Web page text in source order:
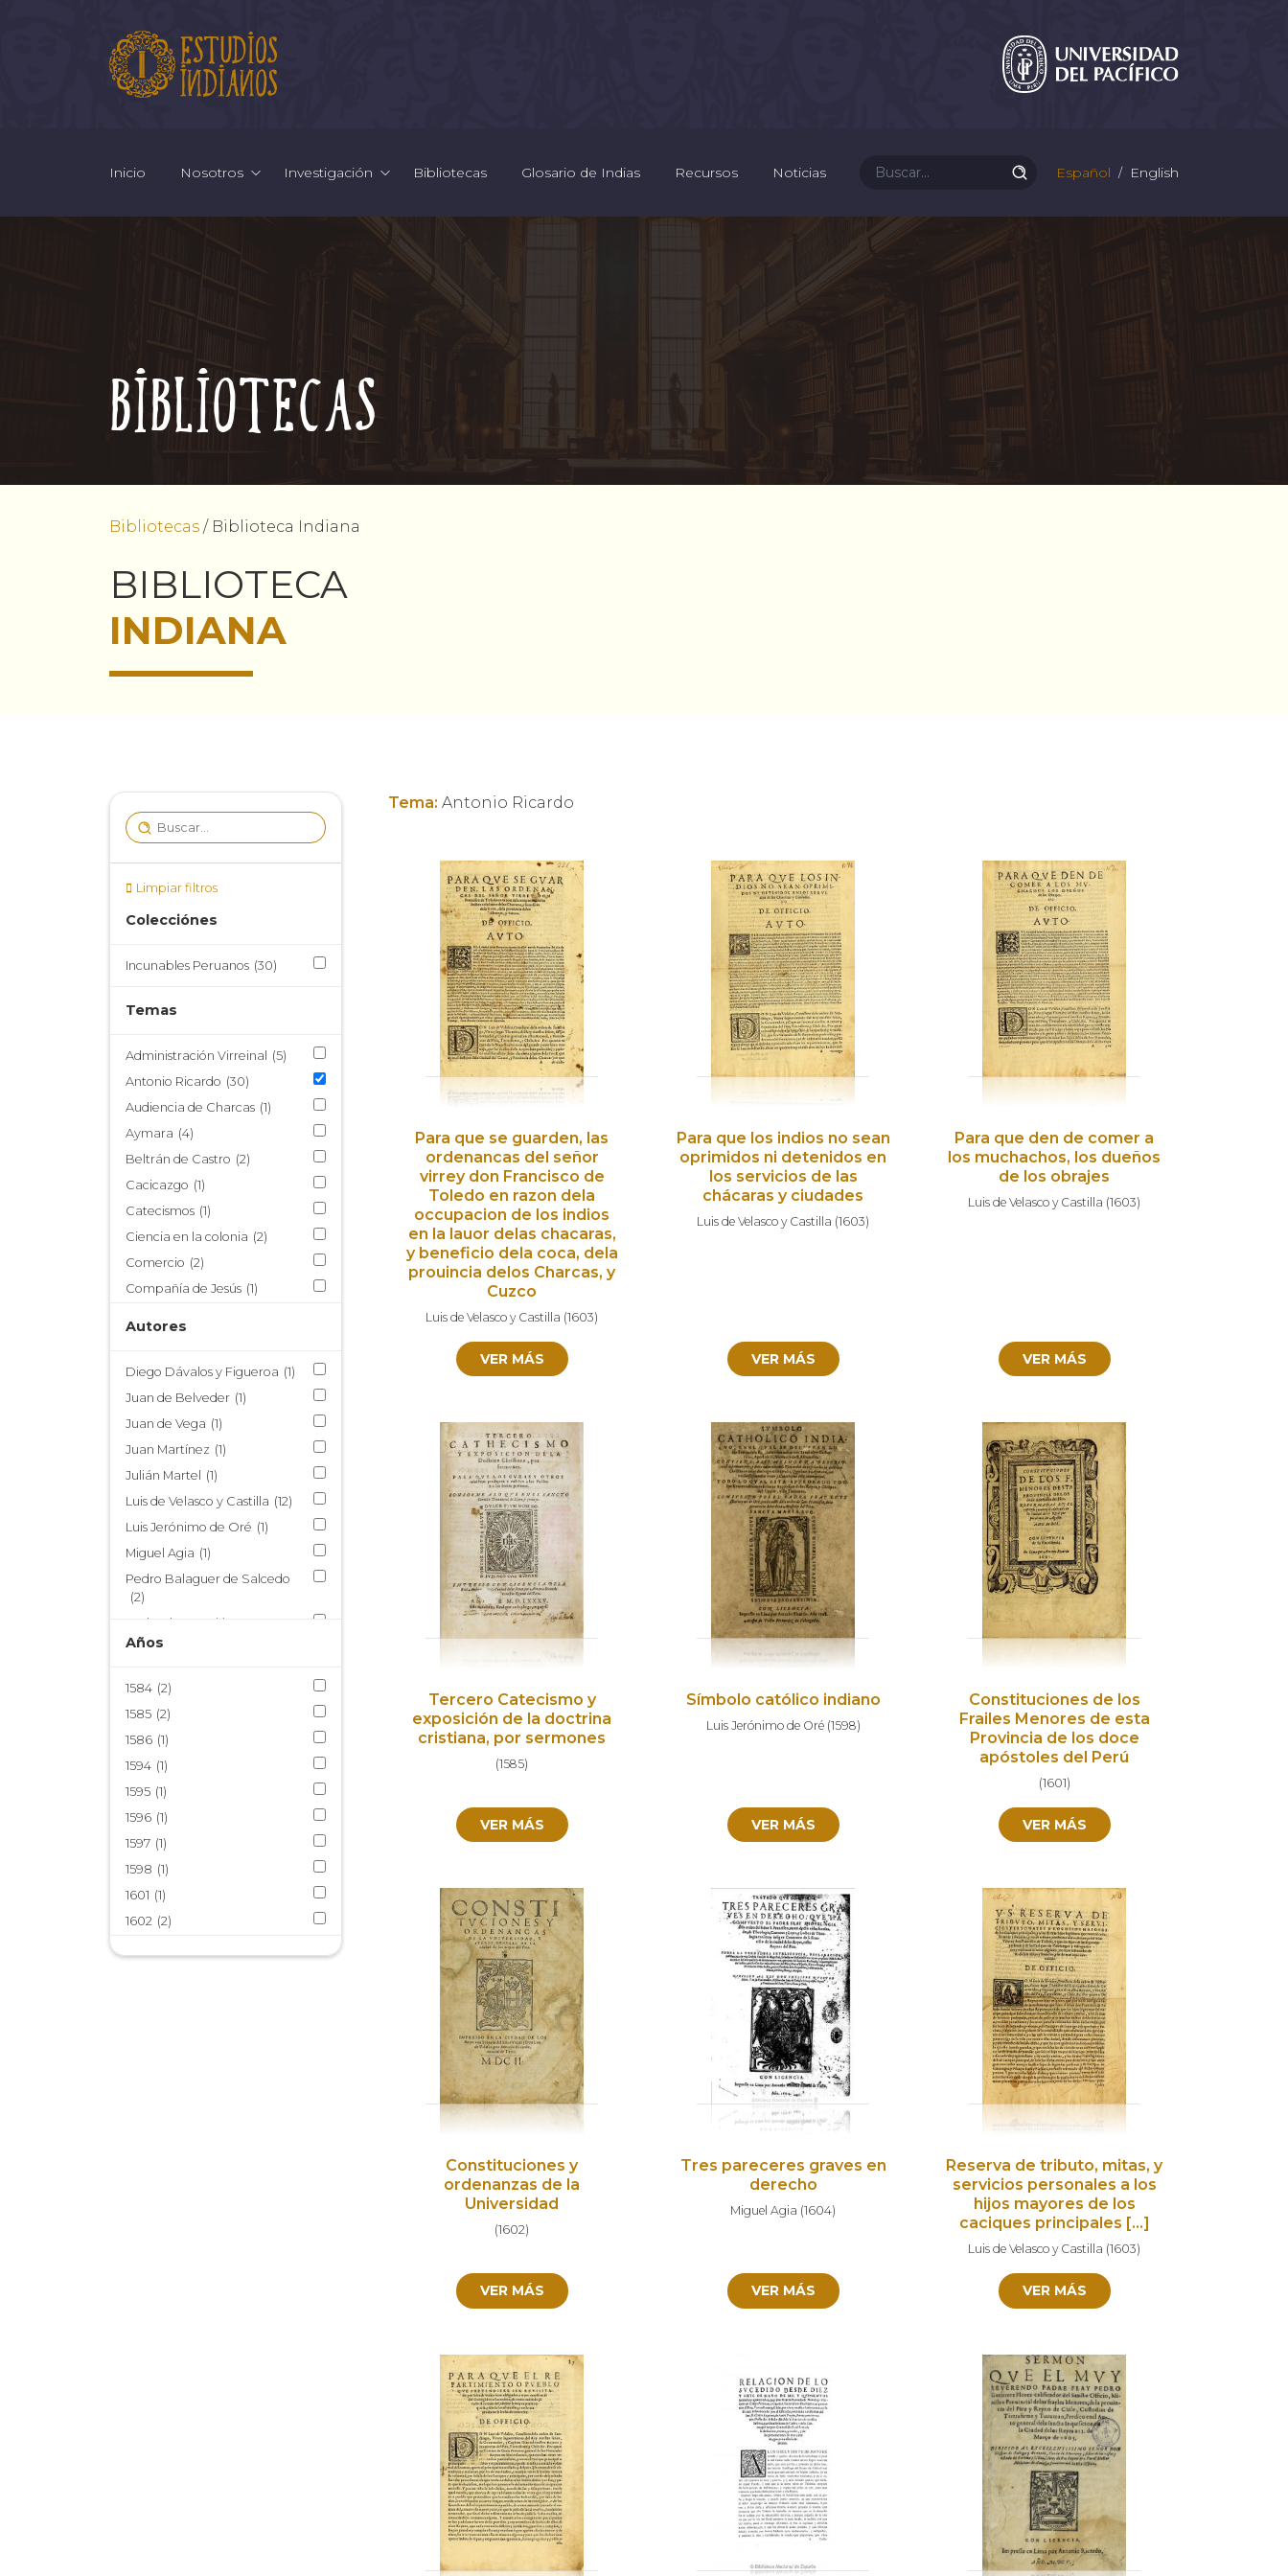
Inicio Nosotros Investigación Bibliotecas Glosario de Indias Recursos Noticias Español English
Bibliotecas
Bibliotecas / Biblioteca Indiana
BIBLIOTECA
INDIANA
Limpiar filtros
Colecciónes
Incunables Peruanos (30)
Temas
Administración Virreinal
(5)
Antonio Ricardo (30)
Audiencia de Charcas (1)
Aymara (4)
Beltrán de Castro (2)
Cacicazgo (1)
Catecismos (1)
Ciencia en la colonia (2)
Comercio (2)
Compañía de Jesús (1)
Cultura Impresa (29)
Educación (3)
Épica colonial (2)
Estrategia Militar
Evangelización
Extirpación de Idolatrías (1)
Gramáticas de Lenguas
Historia de la iglesia
Historia del Libro
Historia Económica
Historia Social
Hoja de coca
Humanismo
Incunables
Incunables peruanos
Latín
(2)
Lenguas amerindias
Luis Jerónimo de Oré
Matemáticas
Miscelánea
Orden de San Agustín (1)
Autores
Diego Dávalos y Figueroa (1)
Juan de Belveder (1)
Juan de Vega (1)
Juan Martínez (1)
Julián Martel
(1)
Luis de Velasco y Castilla (12)
Luis Jerónimo de Oré (1)
Miguel Agia (1)
Pedro Balaguer de Salcedo
(2)
Pedro de Oña
(1)
Pedro Gutiérrez Flores
Años
1584 (2)
1585 (2)
1586 (1)
1594 (1)
1595 (1)
1596 (1)
1597 (1)
1598 (1)
1601 (1)
1602 (2)
Tema: Antonio Ricardo
Para que se guarden, las
ordenancas del señor
virrey don Francisco de
Toledo en razon dela
occupacion de los indios
en la lauor delas chacaras,
y beneficio dela coca, dela
prouincia delos Charcas, y
Cuzco
Luis de Velasco y Castilla (1603)
VER MÁS
Para que los indios no sean
oprimidos ni detenidos en
los servicios de las
chácaras y ciudades
Luis de Velasco y Castilla (1603)
VER MÁS
Para que den de comer a
los muchachos, los dueños
de los obrajes
Luis de Velasco y Castilla (1603)
VER MÁS
Tercero Catecismo y
exposición de la doctrina
cristiana, por sermones
(1585)
VER MÁS
Símbolo católico indiano
Luis Jerónimo de Oré(1598)
VER MÁS
Constituciones de los
Frailes Menores de esta
Provincia de los doce
apóstoles del Perú
(1601)
VER MÁS
Constituciones y
ordenanzas de la
Universidad
(1602)
VER MÁS
Tres pareceres graves en
derecho
Miguel Agia (1604)
VER MÁS
Reserva de tributo, mitas, y
servicios personales a los
hijos mayores de los
caciques principales […]
Luis de Velasco y Castilla (1603)
VER MÁS